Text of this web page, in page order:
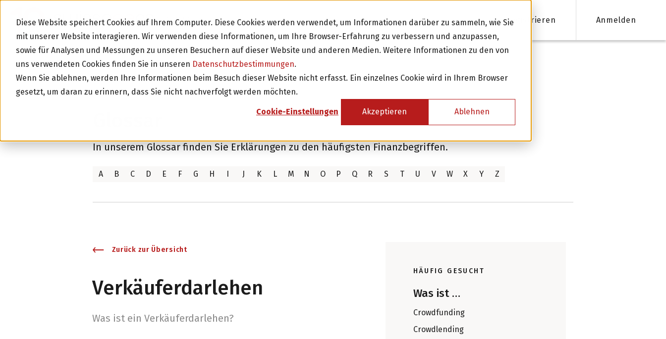
Diese Website speichert Cookies auf Ihrem Computer. Diese Cookies werden verwendet, um Informationen darüber zu sammeln, wie Sie
mit unserer Website interagieren. Wir verwenden diese Informationen, um Ihre Browser-Erfahrung zu verbessern und anzupassen,
sowie für Analysen und Messungen zu unseren Besuchern auf dieser Website und anderen Medien. Weitere Informationen zu den von
uns verwendeten Cookies finden Sie in unseren Datenschutzbestimmungen.
Wenn Sie ablehnen, werden Ihre Informationen beim Besuch dieser Website nicht erfasst. Ein einzelnes Cookie wird in Ihrem Browser
gesetzt, um daran zu erinnern, dass Sie nicht nachverfolgt werden möchten.
Cookie-Einstellungen Akzeptieren Ablehnen
GLOSSAR Registrieren Anmelden
Investieren
Investition in Schweizer Unternehmen
Attraktive Renditen mit monatlichen
Rückzahlungen
Finanzieren
Firmenkredite ab 50'000 CHF
Persönliche Beratung für Ihre Finanzierung
Glossar
In unserem Glossar finden Sie Erklärungen zu den häufigsten Finanzbegriffen.
A B C D E F G H I J K L M N O P Q R S T U V W X Y Z
Zurück zur Übersicht
Verkäuferdarlehen
Was ist ein Verkäuferdarlehen?
HÄUFIG GESUCHT
Was ist …
Crowdfunding
Crowdlending